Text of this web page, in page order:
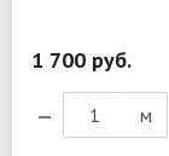
1 700 руб.
м